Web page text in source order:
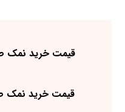
قیمت خرید نمک
قیمت خرید نمک